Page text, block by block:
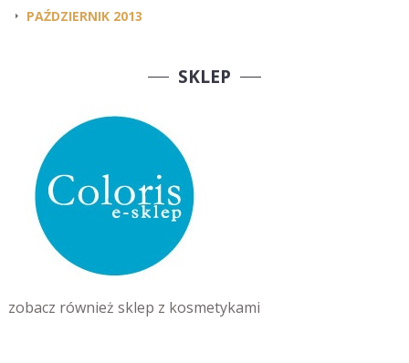
PAŹDZIERNIK 2013
SKLEP
zobacz również sklep z kosmetykami